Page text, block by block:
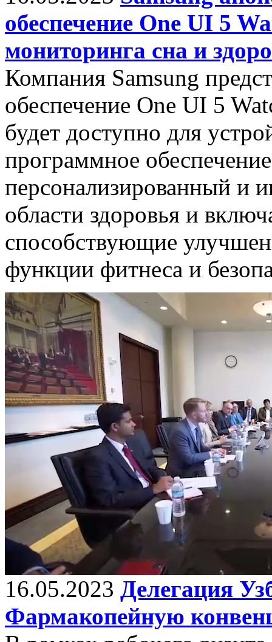
обеспечение One UI 5
мониторинга сна и
Компания Samsung
обеспечение One UI 5
будет доступно для
программное
персонализированный и
области здоровья и
способствующие
функции фитнеса и
16.05.2023 Делегация
Фармакопейную